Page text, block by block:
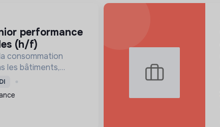
(h/f)
consommation
les bâtiments,
et la
pour une